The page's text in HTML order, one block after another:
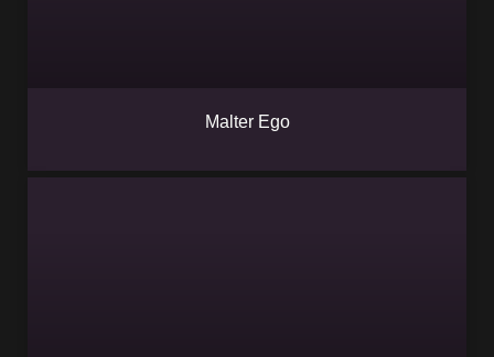
Malter Ego